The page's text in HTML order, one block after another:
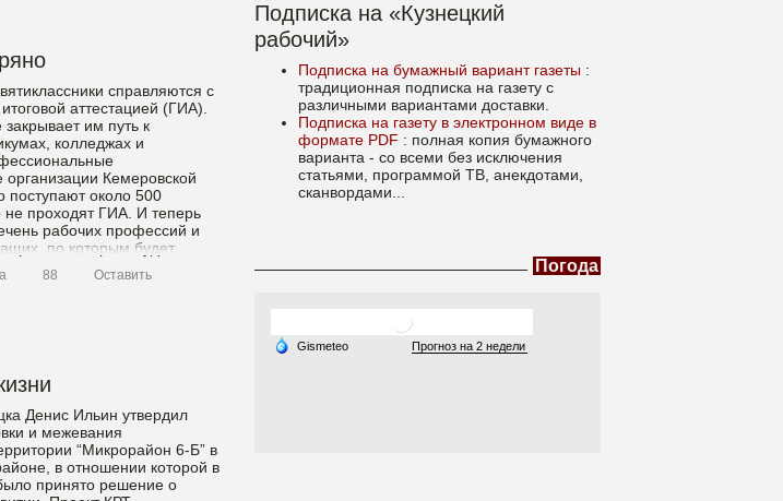
справляются с
аттестацией (ГИА).
им путь к
колледжах и
организации Кемеровской
поступают около 500
не проходят ГИА. И теперь
рабочих профессий и
по которым будет
88
Оставить
Денис Ильин утвердил
и межевания
“Микрорайон 6-Б” в
в отношении которой в
принято решение о
Подписка на «Кузнецкий
рабочий»
Подписка на бумажный вариант газеты :
традиционная подписка на газету с
различными вариантами доставки.
Подписка на газету в электронном виде в
формате PDF : полная копия бумажного
варианта - со всеми без исключения
статьями, программой ТВ, анекдотами,
сканвордами...
Погода